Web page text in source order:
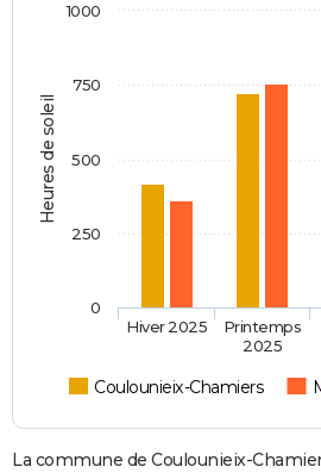
Heures de soleil
Coulounieix-Chamiers
Hiver 2025
Printemps
2025
0
250
500
750
1000
La commune de Coulounieix-